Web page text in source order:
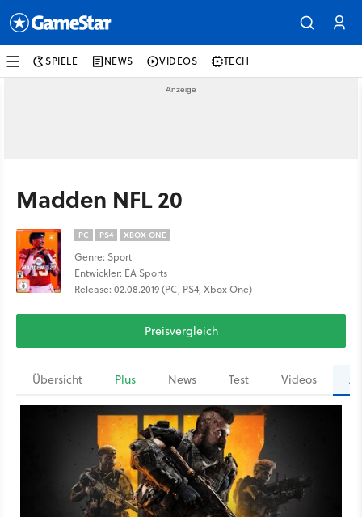
SPIELE NEWS VIDEOS TECH
Madden NFL 20
PC PS4 XBOX ONE
Genre: Sport
Entwickler: EA Sports
Release: 02.08.2019 (PC, PS4, Xbox One)
Preisvergleich
Übersicht Plus News Test Videos